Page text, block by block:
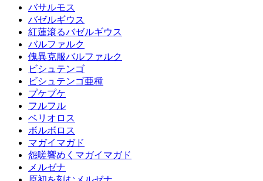
バサルモス
バゼルギウス
紅蓮滾るバゼルギウス
バルファルク
傀異克服バルファルク
ビシュテンゴ
ビシュテンゴ亜種
プケプケ
フルフル
ベリオロス
ボルボロス
マガイマガド
怨嗟響めくマガイマガド
メルゼナ